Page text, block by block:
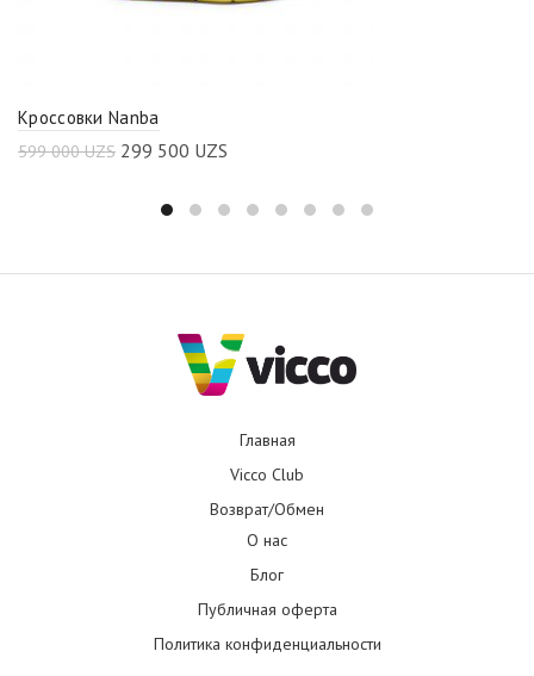
Кроссовки Nanba
599 000UZS 299 500 UZS
Главная
Vicco Club
Возврат/Обмен
О нас
Блог
Публичная оферта
Политика конфиденциальности